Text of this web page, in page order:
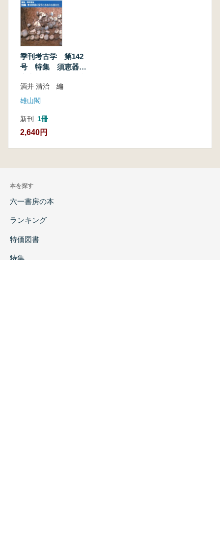
季刊考古学 第142
号 特集 須恵器の
化
酒井 清治 編
雄山閣
新刊 1冊
2,640円
本を探す
六一書房の本
ランキング
特価図書
特集